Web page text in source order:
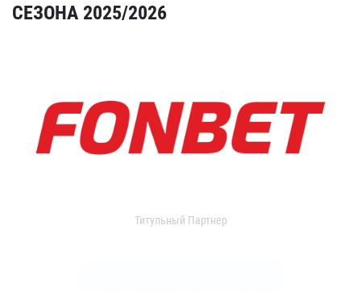
СЕЗОНА 2025/2026
Титульный Партнер